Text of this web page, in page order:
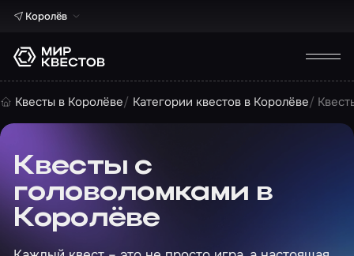
Королёв
Квесты в Королёве Категории квестов в Королёве
Квесты с
головоломками в
Королёве